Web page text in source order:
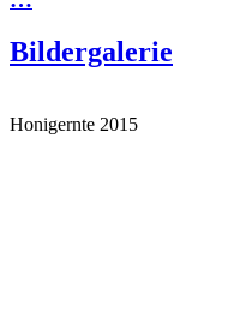
Bildergalerie
Honigernte 2015